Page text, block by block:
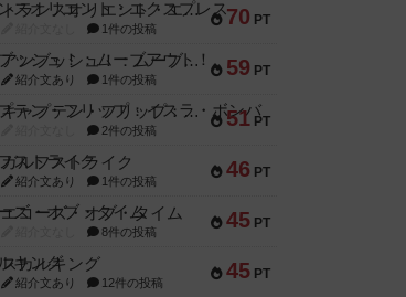
70 PT
トランスオリエント・エクスプレス
1件の投稿
59 PT
アンブッシュ！：ムーブアウト！
紹介文あり 1件の投稿
51 PT
キャプテン・フリップ：イスラ・ボンバ
2件の投稿
46 PT
ガルフストライク
紹介文あり 1件の投稿
45 PT
エコーズ・オブ・タイム
8件の投稿
45 PT
スカルキング
紹介文あり 12件の投稿